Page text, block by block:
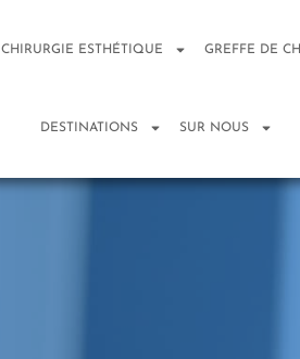
CHIRURGIE ESTHÉTIQUE GREFFE DE
DESTINATIONS SUR NOUS